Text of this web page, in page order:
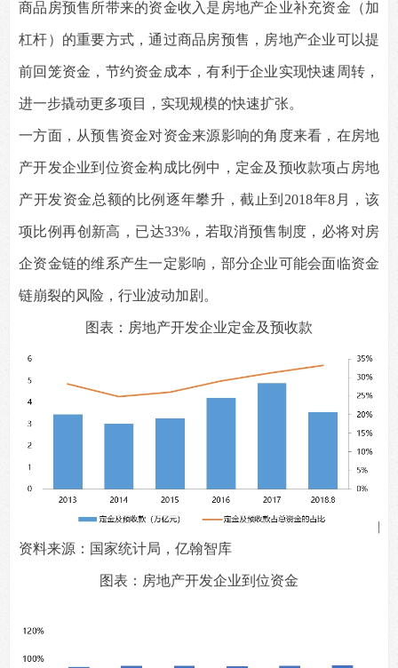
商品房预售所带来的资金收入是房地产企业补充资金（加
杠杆）的重要方式，通过商品房预售，房地产企业可以提
前回笼资金，节约资金成本，有利于企业实现快速周转，
进一步撬动更多项目，实现规模的快速扩张。
一方面，从预售资金对资金来源影响的角度来看，在房地
产开发企业到位资金构成比例中，定金及预收款项占房地
产开发资金总额的比例逐年攀升，截止到2018年8月，该
项比例再创新高，已达33%，若取消预售制度，必将对房
企资金链的维系产生一定影响，部分企业可能会面临资金
链崩裂的风险，行业波动加剧。
图表：房地产开发企业定金及预收款
资料来源：国家统计局，亿翰智库
图表：房地产开发企业到位资金